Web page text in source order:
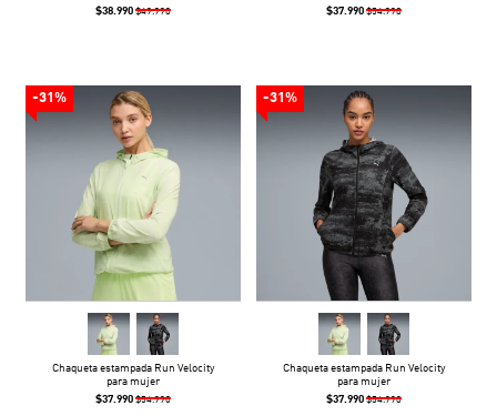
$38.990 $49.990
$37.990 $54.990
-31%
Chaqueta estampada Run Velocity
para mujer
$37.990 $54.990
-31%
Chaqueta estampada Run Velocity
para mujer
$37.990 $54.990